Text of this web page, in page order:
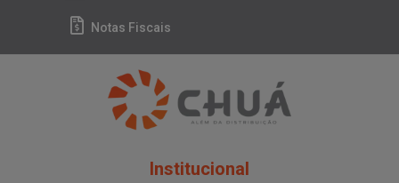
Notas Fiscais
Institucional